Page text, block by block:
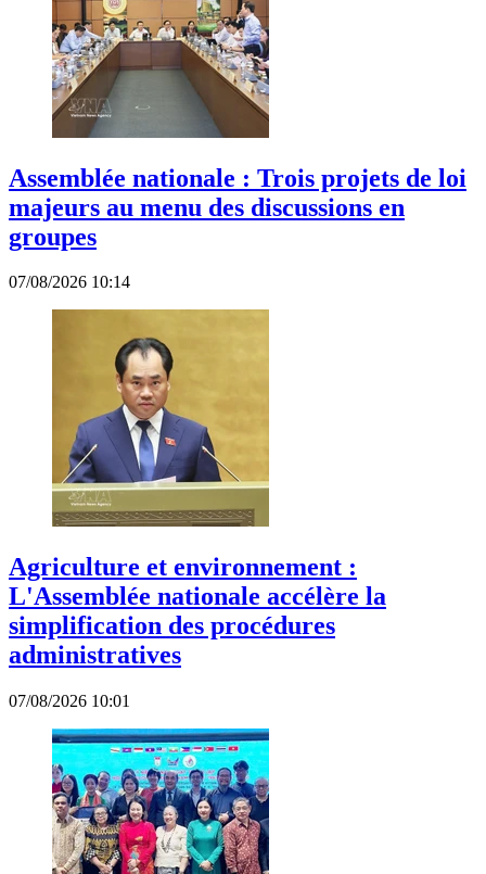
Assemblée nationale : Trois projets de loi
majeurs au menu des discussions en
groupes
07/08/2026 10:14
Agriculture et environnement :
L'Assemblée nationale accélère la
simplification des procédures
administratives
07/08/2026 10:01